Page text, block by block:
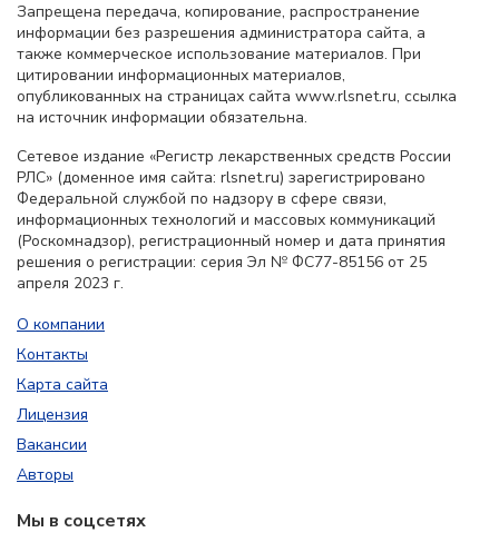
Запрещена передача, копирование, распространение
информации без разрешения администратора сайта, а
также коммерческое использование материалов. При
цитировании информационных материалов,
опубликованных на страницах сайта www.rlsnet.ru, ссылка
на источник информации обязательна.
Сетевое издание «Регистр лекарственных средств России
РЛС» (доменное имя сайта: rlsnet.ru) зарегистрировано
Федеральной службой по надзору в сфере связи,
информационных технологий и массовых коммуникаций
(Роскомнадзор), регистрационный номер и дата принятия
решения о регистрации: серия Эл № ФС77-85156 от 25
апреля 2023 г.
О компании
Контакты
Карта сайта
Лицензия
Вакансии
Авторы
Мы в соцсетях